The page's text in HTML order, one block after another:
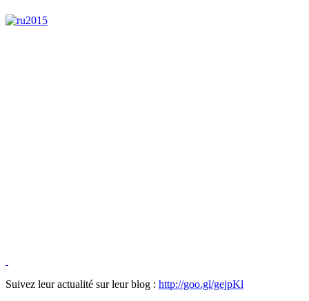
Suivez leur actualité sur leur blog : http://goo.gl/gejpKl